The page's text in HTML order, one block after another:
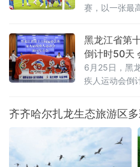
赛，以一张最
济”：一张球票
首个由辽吉黑
阳、大
黑龙江省第
倒计时50天
尔时隔26年
6月25日，黑
疾人运动会倒
与吉祥物，并
保障及文体旅
模最大的综
段。齐齐哈尔
事，将以“简
齐齐哈尔扎龙生态旅游区